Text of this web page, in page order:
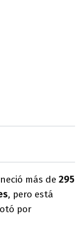
más de 295
, pero está
por